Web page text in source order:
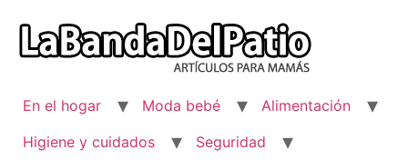
contenido
En el hogar Moda bebé
Alimentación
Higiene y cuidados
Seguridad